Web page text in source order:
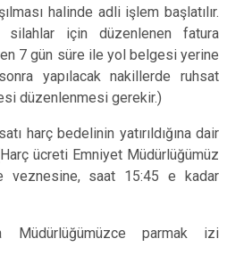
halinde adli işlem başlatılır.
silahlar için düzenlenen fatura
7 gün süre ile yol belgesi yerine
yapılacak nakillerde ruhsat
düzenlenmesi gerekir.)
harç bedelinin yatırıldığına dair
ücreti Emniyet Müdürlüğümüz
veznesine, saat 15:45 e kadar
Müdürlüğümüzce parmak izi